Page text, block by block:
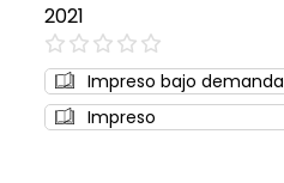
2021
0%
Impreso bajo demanda
Impreso